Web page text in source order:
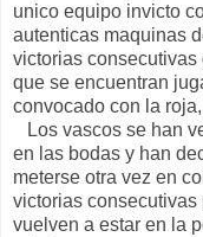
unico equipo invicto
autenticas maquinas
victorias consecutivas
que se encuentran
convocado con la
Los vascos se han
en las bodas y han
meterse otra vez en
victorias
vuelven a estar en la